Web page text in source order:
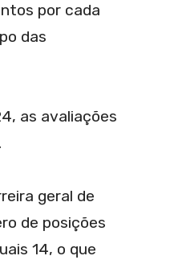
por cada
das
as avaliações
geral de
de posições
14, o que